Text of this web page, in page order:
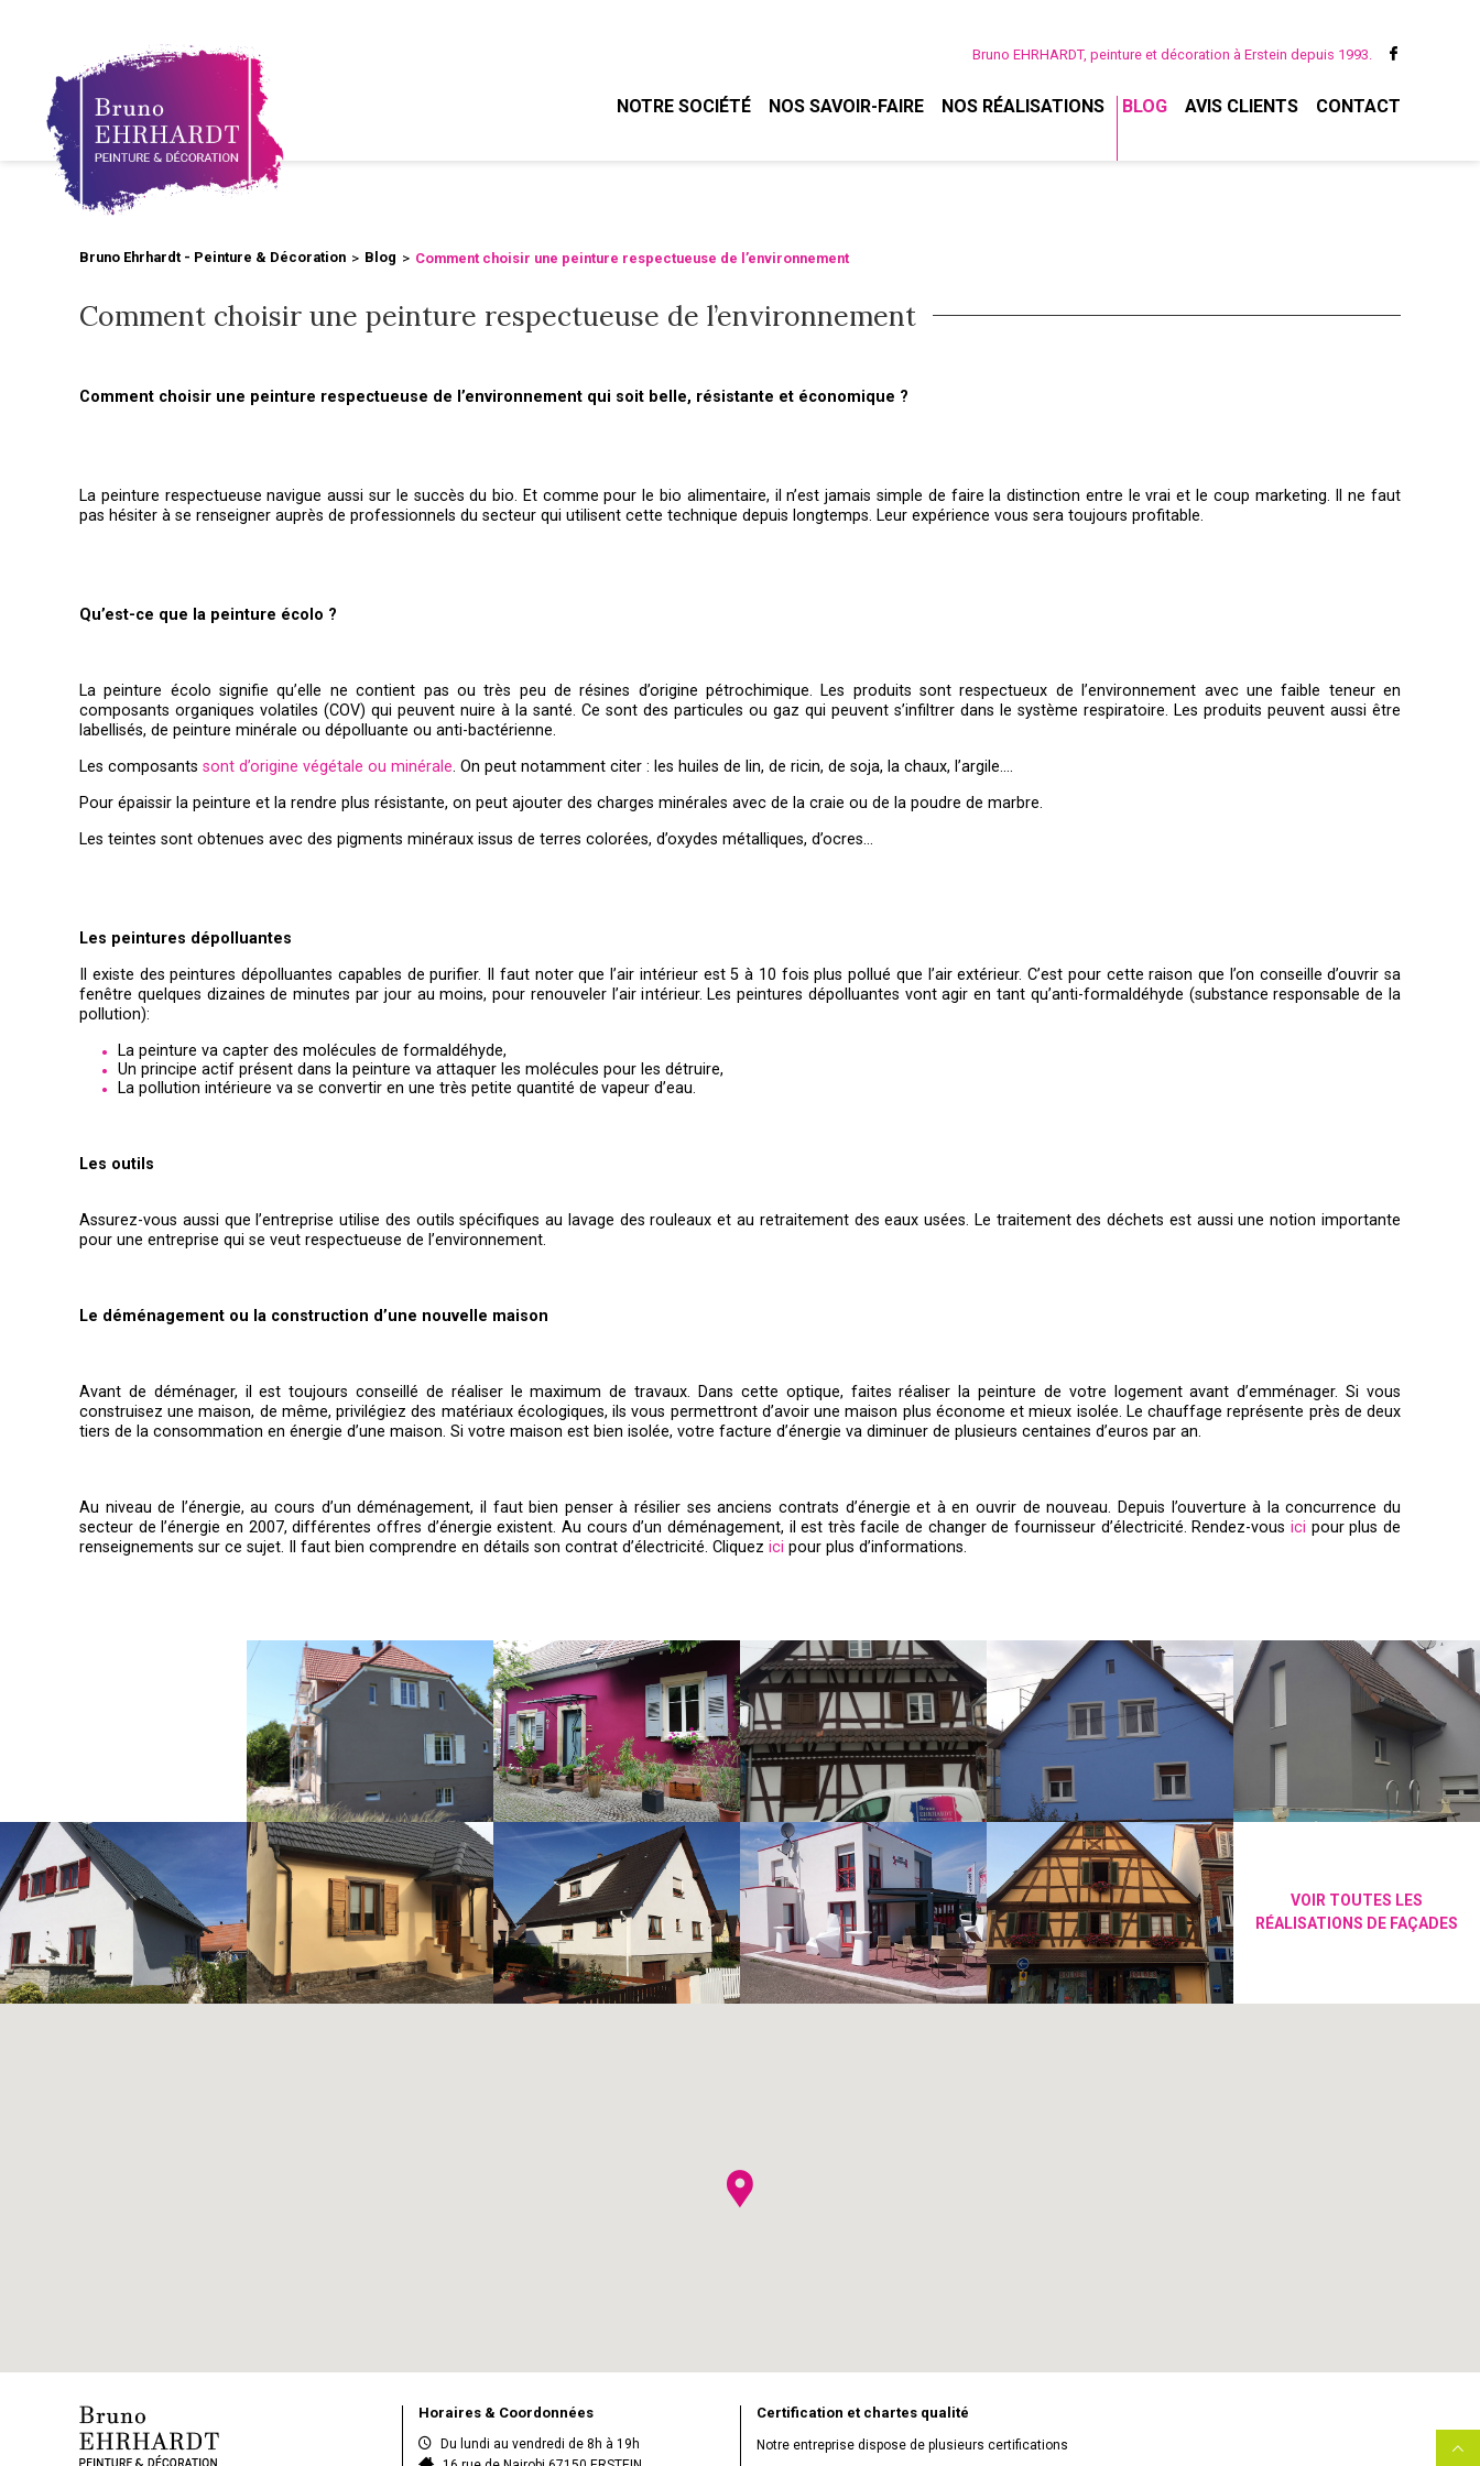
Bruno EHRHARDT, peinture et décoration à Erstein depuis 1993.
NOTRE SOCIÉTÉ NOS SAVOIR-FAIRE NOS RÉALISATIONS BLOG AVIS CLIENTS CONTACT
Bruno Ehrhardt - Peinture & Décoration Blog Comment choisir une peinture respectueuse de l’environnement
Comment choisir une peinture respectueuse de l’environnement
Comment choisir une peinture respectueuse de l’environnement qui soit belle, résistante et économique ?
La peinture respectueuse navigue aussi sur le succès du bio. Et comme pour le bio alimentaire, il n’est jamais simple de faire la distinction entre le vrai et le coup marketing. Il ne faut
pas hésiter à se renseigner auprès de professionnels du secteur qui utilisent cette technique depuis longtemps. Leur expérience vous sera toujours profitable.
Qu’est-ce que la peinture écolo ?
La peinture écolo signifie qu’elle ne contient pas ou très peu de résines d’origine pétrochimique. Les produits sont respectueux de l’environnement avec une faible teneur en
composants organiques volatiles (COV) qui peuvent nuire à la santé. Ce sont des particules ou gaz qui peuvent s’infiltrer dans le système respiratoire. Les produits peuvent aussi être
labellisés, de peinture minérale ou dépolluante ou anti-bactérienne.
Les composants sont d’origine végétale ou minérale. On peut notamment citer : les huiles de lin, de ricin, de soja, la chaux, l’argile….
Pour épaissir la peinture et la rendre plus résistante, on peut ajouter des charges minérales avec de la craie ou de la poudre de marbre.
Les teintes sont obtenues avec des pigments minéraux issus de terres colorées, d’oxydes métalliques, d’ocres…
Les peintures dépolluantes
Il existe des peintures dépolluantes capables de purifier. Il faut noter que l’air intérieur est 5 à 10 fois plus pollué que l’air extérieur. C’est pour cette raison que l’on conseille d’ouvrir sa
fenêtre quelques dizaines de minutes par jour au moins, pour renouveler l’air intérieur. Les peintures dépolluantes vont agir en tant qu’anti-formaldéhyde (substance responsable de la
pollution):
La peinture va capter des molécules de formaldéhyde,
Un principe actif présent dans la peinture va attaquer les molécules pour les détruire,
La pollution intérieure va se convertir en une très petite quantité de vapeur d’eau.
Les outils
Assurez-vous aussi que l’entreprise utilise des outils spécifiques au lavage des rouleaux et au retraitement des eaux usées. Le traitement des déchets est aussi une notion importante
pour une entreprise qui se veut respectueuse de l’environnement.
Le déménagement ou la construction d’une nouvelle maison
Avant de déménager, il est toujours conseillé de réaliser le maximum de travaux. Dans cette optique, faites réaliser la peinture de votre logement avant d’emménager. Si vous
construisez une maison, de même, privilégiez des matériaux écologiques, ils vous permettront d’avoir une maison plus économe et mieux isolée. Le chauffage représente près de deux
tiers de la consommation en énergie d’une maison. Si votre maison est bien isolée, votre facture d’énergie va diminuer de plusieurs centaines d’euros par an.
Au niveau de l’énergie, au cours d’un déménagement, il faut bien penser à résilier ses anciens contrats d’énergie et à en ouvrir de nouveau. Depuis l’ouverture à la concurrence du
secteur de l’énergie en 2007, différentes offres d’énergie existent. Au cours d’un déménagement, il est très facile de changer de fournisseur d’électricité. Rendez-vousici pour plus de
renseignements sur ce sujet. Il faut bien comprendre en détails son contrat d’électricité. Cliquez ici pour plus d’informations.
VOIR TOUTES LES
RÉALISATIONS DE FAÇADES
Horaires & Coordonnées
Du lundi au vendredi de 8h à 19h
Certification et chartes qualité
Notre entreprise dispose de plusieurs certifications